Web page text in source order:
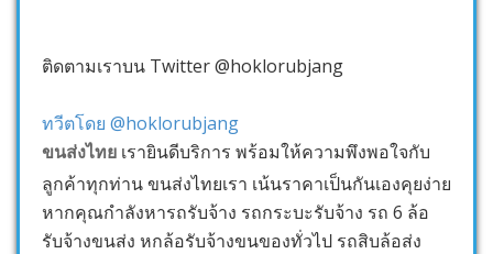
ติดตามเราบน Twitter @hoklorubjang
ทวีตโดย @hoklorubjang
ขนส่งไทย เรายินดีบริการ พร้อมให้ความพึงพอใจกับ
ลูกค้าทุกท่าน ขนส่งไทยเรา เน้นราคาเป็นกันเองคุยง่าย
หากคุณกำลังหารถรับจ้าง รถกระบะรับจ้าง รถ 6 ล้อ
รับจ้างขนส่ง หกล้อรับจ้างขนของทั่วไป รถสิบล้อส่ง